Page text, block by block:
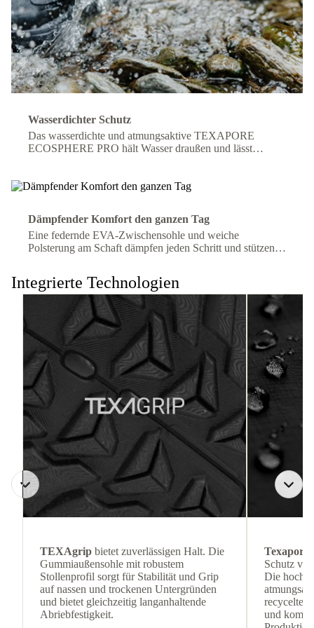
Wasserdichter Schutz
Das wasserdichte und atmungsaktive TEXAPORE
ECOSPHERE PRO hält Wasser draußen und lässt
Dämpfender Komfort den ganzen Tag
Eine federnde EVA-Zwischensohle und weiche
Polsterung am Schaft dämpfen jeden Schritt und stützen
Integrierte Technologien
TEXAgrip bietet zuverlässigen Halt. Die
Gummiaußensohle mit robustem
Stollenprofil sorgt für Stabilität und Grip
auf nassen und trockenen Untergründen
und bietet gleichzeitig langanhaltende
Abriebfestigkeit.
Texapore
Schutz
Die hoch
recycelten
und